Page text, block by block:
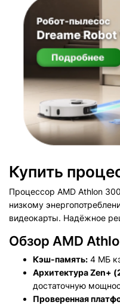
Купить
Процессор AMD Athlon
низкому
видеокарты. Надёжное
Обзор AMD
Кэш-память: 4 МБ
Архитектура Zen+
достаточную
Проверенная